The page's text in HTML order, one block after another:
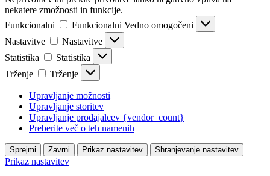
nekatere zmožnosti in funkcije.
Funkcionalni
Funkcionalni Vedno omogočeni
Nastavitve
Nastavitve
Statistika
Statistika
Trženje
Trženje
Upravljanje možnosti
Upravljanje storitev
Upravljanje prodajalcev {vendor_count}
Preberite več o teh namenih
Sprejmi Zavrni Prikaz nastavitev Shranjevanje nastavitev
Prikaz nastavitev